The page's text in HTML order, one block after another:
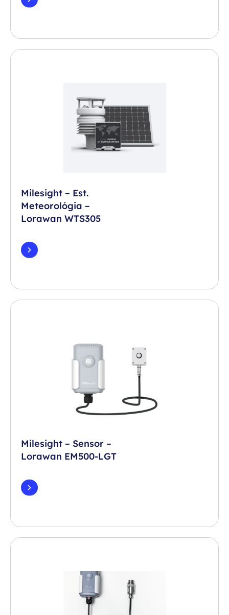
Milesight – Est.
Meteorológia –
Lorawan WTS305
Milesight – Sensor –
Lorawan EM500-LGT